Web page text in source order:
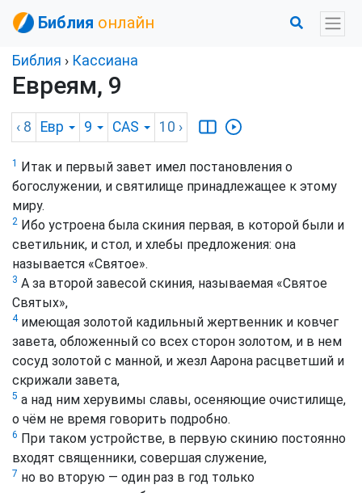
Библия онлайн
Библия › Кассиана
Евреям, 9
‹ 8 Евр 9 CAS 10 ›
1 Итак и первый завет имел постановления о
богослужении, и святилище принадлежащее к этому
миру.
2 Ибо устроена была скиния первая, в которой были и
светильник, и стол, и хлебы предложения: она
называется «Святое».
3 А за второй завесой скиния, называемая «Святое
Святых»,
4имеющая золотой кадильный жертвенник и ковчег
завета, обложенный со всех сторон золотом, и в нем
сосуд золотой с манной, и жезл Аарона расцветший и
скрижали завета,
5 а над ним херувимы славы, осеняющие очистилище,
о чём не время говорить подробно.
6 При таком устройстве, в первую скинию постоянно
входят священники, совершая служение,
7 но во вторую — один раз в год только